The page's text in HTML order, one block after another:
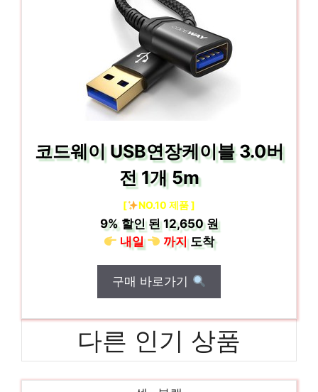
코드웨이 USB연장케이블 3.0버
전 1개 5m
[ NO.10 제품 ]
9%할인 된12,650 원
내일
까지도착
구매 바로가기
다른 인기 상품
스틸시리즈 Arctis Nova 5 무선 게이밍 헤드
셋, 블랙